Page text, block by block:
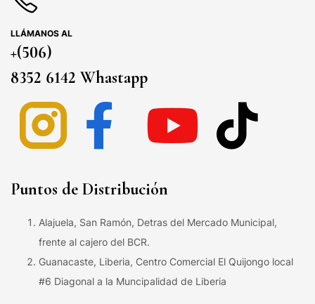
LLÁMANOS AL
+(506)
8352 6142 Whastapp
Puntos de Distribución
Alajuela, San Ramón, Detras del Mercado Municipal,
frente al cajero del BCR.
Guanacaste, Liberia, Centro Comercial El Quijongo local
#6 Diagonal a la Muncipalidad de Liberia